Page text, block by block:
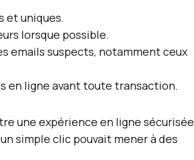
et uniques.
lorsque possible.
emails suspects, notamment ceux
en ligne avant toute transaction.
une expérience en ligne sécurisée
simple clic pouvait mener à des